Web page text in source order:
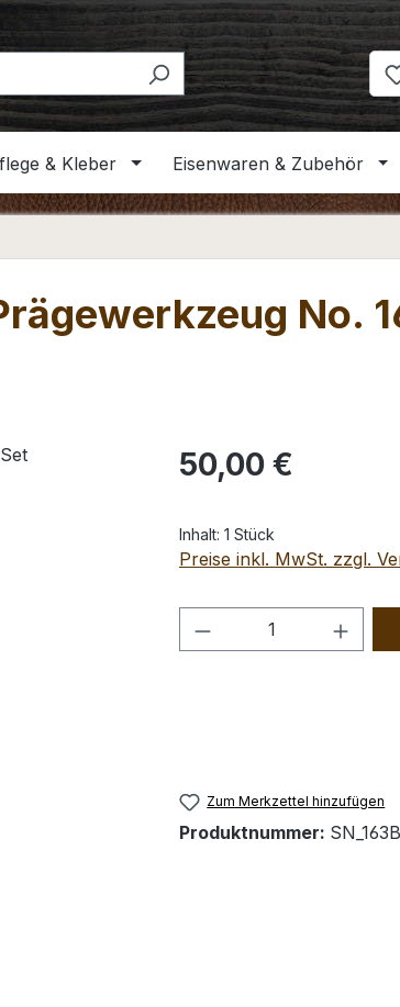
& Kleber Eisenwaren & Zubehör
No.
Regulärer Preis:
50,00 €
Inhalt: 1 Stück
Preise inkl. MwSt. zzgl.
Produkt
Zum Merkzettel hinzufügen
Produktnummer: